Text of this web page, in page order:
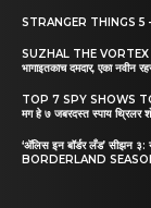
STRANGER THINGS 5 –
SUZHAL THE VORTEX
भागाइतकाच दमदार, एका नवीन
TOP 7 SPY SHOWS TO
मग हे ७ जबरदस्त स्पाय थ्रिलर
‘अ‍ॅलिस इन बॉर्डर लँड’ सीझन
BORDERLAND